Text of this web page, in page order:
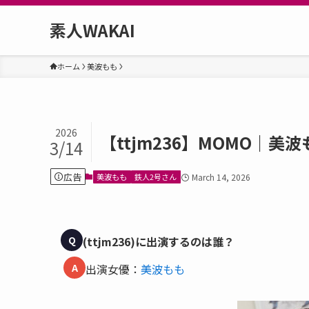
素人WAKAI
ホーム 美波もも
【ttjm236】MOMO｜美
2026
3/14
広告 美波もも 鉄人2号さん March 14, 2026
Q (ttjm236)に出演するのは誰？
A 出演女優： 美波もも